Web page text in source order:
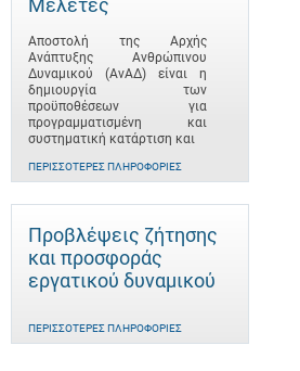
Μελέτες
Αποστολή της Αρχής
Ανάπτυξης Ανθρώπινου
Δυναμικού (ΑνΑΔ) είναι η
δημιουργία των
προϋποθέσεων για
προγραμματισμένη και
συστηματική κατάρτιση και
ΠΕΡΙΣΣΌΤΕΡΕΣ ΠΛΗΡΟΦΟΡΊΕΣ
Προβλέψεις ζήτησης
και προσφοράς
εργατικού δυναμικού
ΠΕΡΙΣΣΌΤΕΡΕΣ ΠΛΗΡΟΦΟΡΊΕΣ